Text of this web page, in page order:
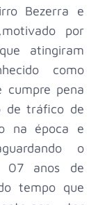
Bezerra e
por
atingiram
como
cumpre pena
de tráfico de
na época e
o
07 anos de
tempo que